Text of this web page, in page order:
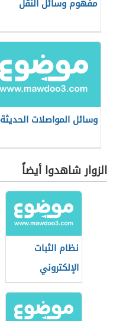
مفهوم وسائل النقل
وسائل المواصلات الحديثة
الزوار شاهدوا أيضاً
نظام الثبات
الإلكتروني